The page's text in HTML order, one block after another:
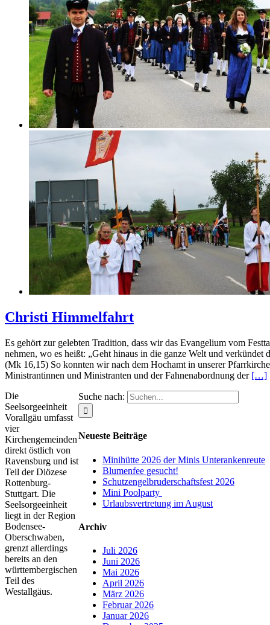
Christi Himmelfahrt
Es gehört zur gelebten Tradition, dass wir das Evangelium vom
nehmen, wo es heißt: „Geht hinaus in die ganze Welt und verkündet
(Mk 16,15) So konnten wir nach dem Hochamt in unserer
Ministrantinnen und Ministranten und der Fahnenabordnung der […]
Suche nach:
Neueste Beiträge
Minihütte 2026 der Minis Unterankenreute
Blumenfee gesucht!
Schutzengelbruderschaftsfest 2026
Mini Poolparty
Urlaubsvertretung im August
Archiv
Juli 2026
Juni 2026
Mai 2026
April 2026
März 2026
Februar 2026
Januar 2026
Die
Seelsorgeeinheit
Vorallgäu umfasst
vier
Kirchengemeinden
direkt östlich von
Ravensburg und ist
Teil der Diözese
Rottenburg-
Stuttgart. Die
Seelsorgeeinheit
liegt in der Region
Bodensee-
Oberschwaben,
grenzt allerdings
bereits an den
württembergischen
Teil des
Westallgäus.